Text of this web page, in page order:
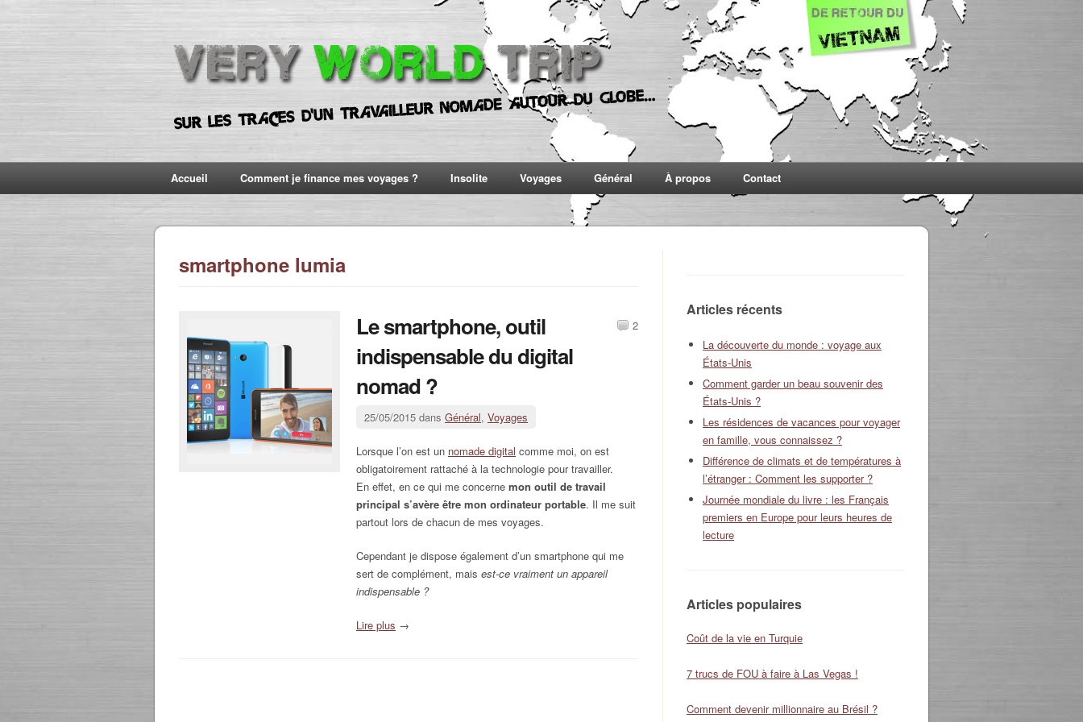
Accueil Comment je finance mes voyages ? Insolite Voyages Général À propos Contact
smartphone lumia
Le smartphone, outil
indispensable du digital
nomad ?
25/05/2015 dans Général, Voyages
Lorsque l’on est un nomade digital comme moi, on est
obligatoirement rattaché à la technologie pour travailler.
En effet, en ce qui me concerne mon outil de travail
principal s’avère être mon ordinateur portable. Il me suit
partout lors de chacun de mes voyages.
Cependant je dispose également d’un smartphone qui me
sert de complément, mais est-ce vraiment un appareil
indispensable ?
Lire plus →
2
Articles récents
La découverte du monde : voyage aux
États-Unis
Comment garder un beau souvenir des
États-Unis ?
Les résidences de vacances pour voyager
en famille, vous connaissez ?
Différence de climats et de températures à
l’étranger : Comment les supporter ?
Journée mondiale du livre : les Français
premiers en Europe pour leurs heures de
lecture
Articles populaires
Coût de la vie en Turquie
7 trucs de FOU à faire à Las Vegas !
Comment devenir millionnaire au Brésil ?